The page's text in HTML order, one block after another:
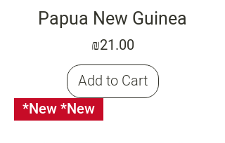
Papua New Guinea
Price
₪21.00
Add to Cart
*New *New